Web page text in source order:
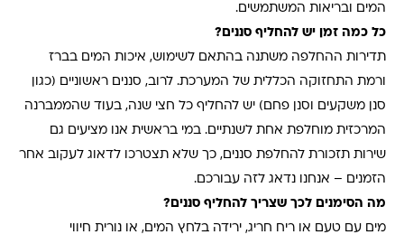
המים ובריאות המשתמשים.
כל כמה זמן יש להחליף סננים ?
תדירות ההחלפה משתנה בהתאם לשימוש, איכות המים בברז
ורמת התחזוקה הכללית של המערכת. לרוב, סננים ראשוניים (כגון
סנן משקעים וסנן פחם) יש להחליף כל חצי שנה, בעוד שהממברנה
המרכזית מוחלפת אחת לשנתיים. במי בראשית אנו מציעים גם
שירות תזכורת להחלפת סננים, כך שלא תצטרכו לדאוג לעקוב אחר
הזמנים – אנחנו נדאג לזה עבורכם.
מה הסימנים לכך שצריך להחליף סננים ?
מים עם טעם או ריח חריג, ירידה בלחץ המים, או נורית חיווי